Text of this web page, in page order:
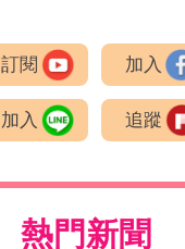
訂閱 加入
加入 追蹤
熱門新聞